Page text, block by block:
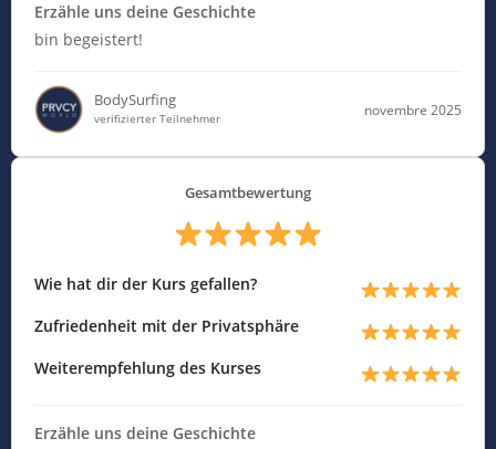
Erzähle uns deine Geschichte
bin begeistert!
BodySurfing
verifizierter Teilnehmer
novembre 2025
Gesamtbewertung
Wie hat dir der Kurs gefallen?
Zufriedenheit mit der Privatsphäre
Weiterempfehlung des Kurses
Erzähle uns deine Geschichte